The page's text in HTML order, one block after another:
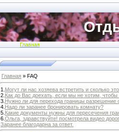
Главная
Главная » FAQ
1. Могут ли нас хозяева встретить и сколько
2. Как до Вас доехать, если мы не хотим, чтобы
3. Нужно ли для перехода границы разрешение
4. Надо ли заранее бронировать комнату?
5. Какие документы нужны для пересечения
6. Ольга, здравствуйте! посмотрела видео
Заранее благодарна за ответ.